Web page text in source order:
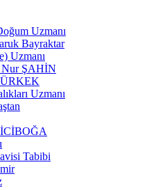
Uzmanı
Bayraktar
Uzmanı
Nur ŞAHİN
Uzmanı
Tabibi